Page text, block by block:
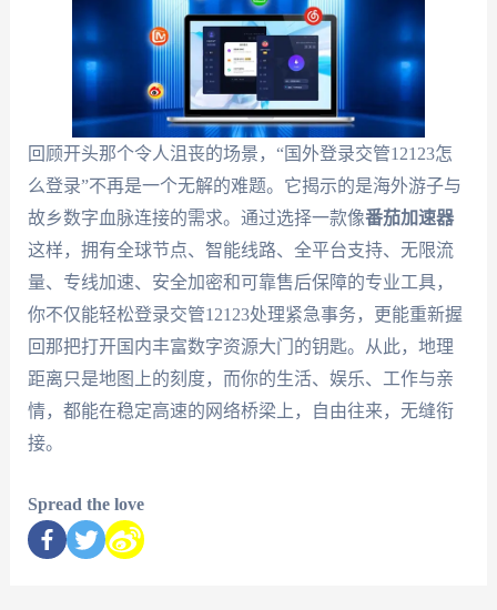
回顾开头那个令人沮丧的场景，“国外登录交管12123怎
么登录”不再是一个无解的难题。它揭示的是海外游子与
故乡数字血脉连接的需求。通过选择一款像番茄加速器
这样，拥有全球节点、智能线路、全平台支持、无限流
量、专线加速、安全加密和可靠售后保障的专业工具，
你不仅能轻松登录交管12123处理紧急事务，更能重新握
回那把打开国内丰富数字资源大门的钥匙。从此，地理
距离只是地图上的刻度，而你的生活、娱乐、工作与亲
情，都能在稳定高速的网络桥梁上，自由往来，无缝衔
接。
Spread the love